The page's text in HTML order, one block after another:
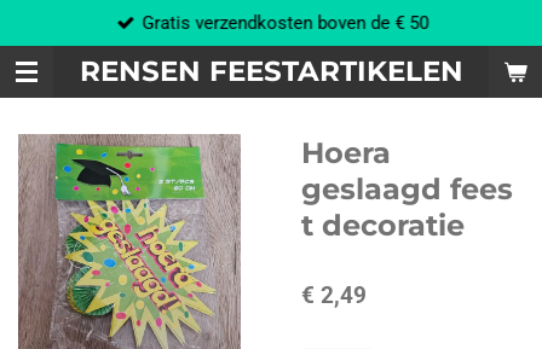
direct
naar
de
hoofdinhoud
RENSEN FEESTARTIKELEN
Gratis verzendkosten boven de € 50
Hoera
geslaagd fees
t decoratie
€ 2,49